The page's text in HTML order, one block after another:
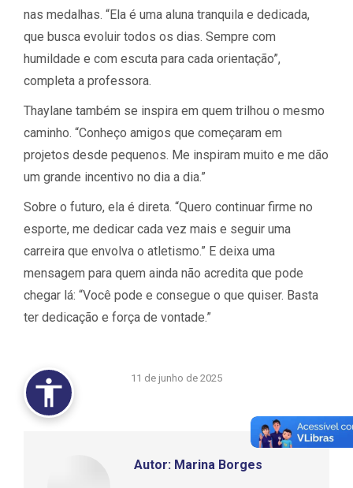
nas medalhas. “Ela é uma aluna tranquila e dedicada,
que busca evoluir todos os dias. Sempre com
humildade e com escuta para cada orientação”,
completa a professora.
Thaylane também se inspira em quem trilhou o mesmo
caminho. “Conheço amigos que começaram em
projetos desde pequenos. Me inspiram muito e me dão
um grande incentivo no dia a dia.”
Sobre o futuro, ela é direta. “Quero continuar firme no
esporte, me dedicar cada vez mais e seguir uma
carreira que envolva o atletismo.” E deixa uma
mensagem para quem ainda não acredita que pode
chegar lá: “Você pode e consegue o que quiser. Basta
ter dedicação e força de vontade.”
11 de junho de 2025
Autor: Marina Borges